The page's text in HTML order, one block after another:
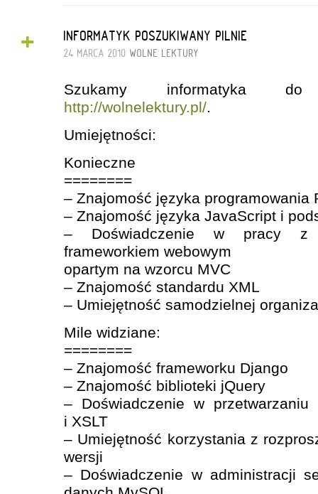
+ INFORMATYK POSZUKIWANY PILNIE
24 MARCA 2010 WOLNE LEKTURY
Szukamy informatyka
http://wolnelektury.pl/.
Umiejętności:
Konieczne
========
– Znajomość języka programowania
– Znajomość języka JavaScript i
– Doświadczenie w pracy z
frameworkiem webowym
opartym na wzorcu MVC
– Znajomość standardu XML
– Umiejętność samodzielnej
Mile widziane:
========
– Znajomość frameworku Django
– Znajomość biblioteki jQuery
– Doświadczenie w
i XSLT
– Umiejętność korzystania z
wersji
– Doświadczenie w administracji